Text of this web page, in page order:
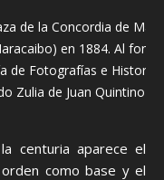
de la Concordia de
en 1884. Al
de Fotografías e Historia
Zulia de Juan Quintino
centuria aparece el
como base y el